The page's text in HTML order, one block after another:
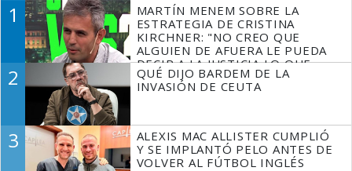
1
MARTÍN MENEM SOBRE LA
ESTRATEGIA DE CRISTINA
KIRCHNER: "NO CREO QUE
ALGUIEN DE AFUERA LE PUEDA
DECIR A LA JUSTICIA LO QUE
TIENE QUE HACER"
2
QUÉ DIJO BARDEM DE LA
INVASIÓN DE CEUTA
3
ALEXIS MAC ALLISTER CUMPLIÓ
Y SE IMPLANTÓ PELO ANTES DE
VOLVER AL FÚTBOL INGLÉS